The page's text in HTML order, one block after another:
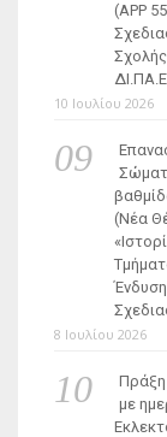
(ΑΡΡ
10 Ιουλίου 2026
(Νέα
8 Ιουλίου 2026
Πράξη
με